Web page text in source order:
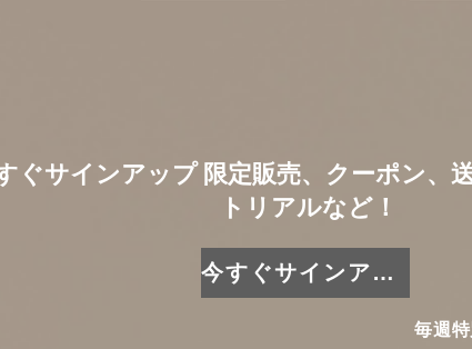
ぐサインアップ 限定販売、クーポン、
トリアルなど！
今すぐサインアップ
毎週特